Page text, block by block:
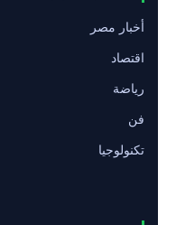
أخبار مصر
اقتصاد
رياضة
فن
تكنولوجيا